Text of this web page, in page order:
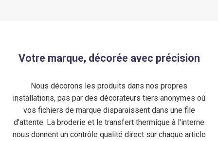
Votre marque, décorée avec précision
Nous décorons les produits dans nos propres
installations, pas par des décorateurs tiers anonymes où
vos fichiers de marque disparaissent dans une file
d'attente. La broderie et le transfert thermique à l'interne
nous donnent un contrôle qualité direct sur chaque article